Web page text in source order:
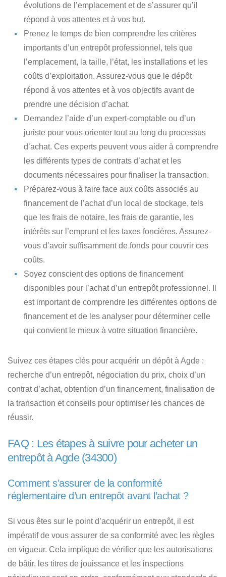
évolutions de l’emplacement et de s’assurer qu’il
répond à vos attentes et à vos but.
Prenez le temps de bien comprendre les critères
importants d’un entrepôt professionnel , tels que
l’emplacement, la taille, l’état, les installations et les
coûts d’exploitation. Assurez-vous que le dépôt
répond à vos attentes et à vos objectifs avant de
prendre une décision d’achat.
Demandez l’aide d’un expert-comptable ou d’un
juriste pour vous orienter tout au long du processus
d’achat. Ces experts peuvent vous aider à comprendre
les différents types de contrats d’achat et les
documents nécessaires pour finaliser la transaction.
Préparez-vous à faire face aux coûts associés au
financementde l’achat d’un local de stockage, tels
que les frais de notaire, les frais de garantie, les
intérêts sur l’emprunt et les taxes foncières. Assurez-
vous d’avoir suffisamment de fonds pour couvrir ces
coûts.
Soyez conscient des options de financement
disponibles pour l’achat d’un entrepôt professionnel. Il
est important de comprendre les différentes options de
financement et de les analyser pour déterminer celle
qui convient le mieux à votre situation financière.
Suivez ces étapes clés pour acquérir un dépôt à Agde :
recherche d’un entrepôt, négociation du prix, choix d’un
contrat d’achat, obtention d’un financement, finalisation de
la transaction et conseils pour optimiser les chances de
réussir.
FAQ : Les étapes à suivre pour acheter un
entrepôt à Agde (34300)
Comment s’assurer de la conformité
réglementaire d’un entrepôt avant l’achat ?
Si vous êtes sur le point d’acquérir un entrepôt, il est
impératif de vous assurer de sa conformité avec les règles
en vigueur. Cela implique de vérifier que les autorisations
de bâtir, les titres de jouissance et les inspections